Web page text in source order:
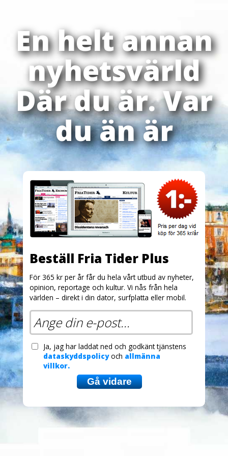
En helt annan
nyhetsvärld
Där du är. Var
du än är
Beställ Fria Tider Plus
För 365 kr per år får du hela vårt utbud av nyheter,
opinion, reportage och kultur. Vi nås från hela
världen – direkt i din dator, surfplatta eller mobil.
Ja, jag har laddat ned och godkänt tjänstens
dataskyddspolicyoch allmänna
villkor.
Gå vidare